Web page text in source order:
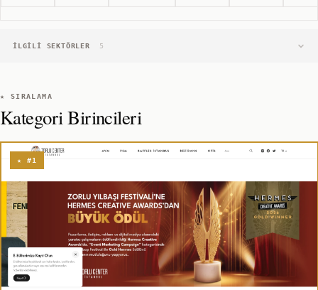
İLGILI SEKTÖRLER 5
★ SIRALAMA
Kategori Birincileri
★ #1